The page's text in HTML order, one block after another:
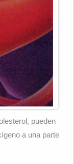
pueden
a una parte